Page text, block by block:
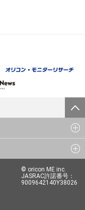
© oricon ME inc.
JASRAC許諾番号：
9009642140Y38026